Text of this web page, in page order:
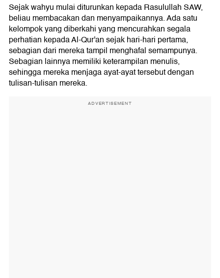
Sejak wahyu mulai diturunkan kepada Rasulullah SAW,
beliau membacakan dan menyampaikannya. Ada satu
kelompok yang diberkahi yang mencurahkan segala
perhatian kepada Al-Qur'an sejak hari-hari pertama,
sebagian dari mereka tampil menghafal semampunya.
Sebagian lainnya memiliki keterampilan menulis,
sehingga mereka menjaga ayat-ayat tersebut dengan
tulisan-tulisan mereka.
ADVERTISEMENT